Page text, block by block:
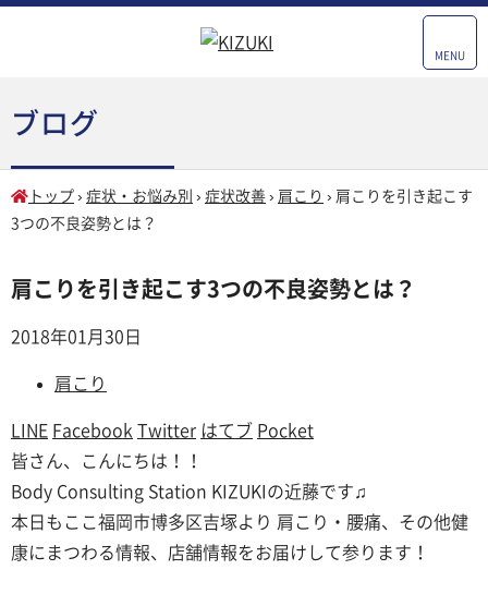
MENU
ブログ
トップ › 症状・お悩み別 › 症状改善 › 肩こり › 肩こりを引き起こす
3つの不良姿勢とは？
肩こりを引き起こす3つの不良姿勢とは？
2018年01月30日
肩こり
LINE Facebook Twitter はてブ Pocket
皆さん、こんにちは！！
Body Consulting Station KIZUKIの近藤です♫
本日もここ福岡市博多区吉塚より 肩こり・腰痛、その他健
康にまつわる情報、店舗情報をお届けして参ります！